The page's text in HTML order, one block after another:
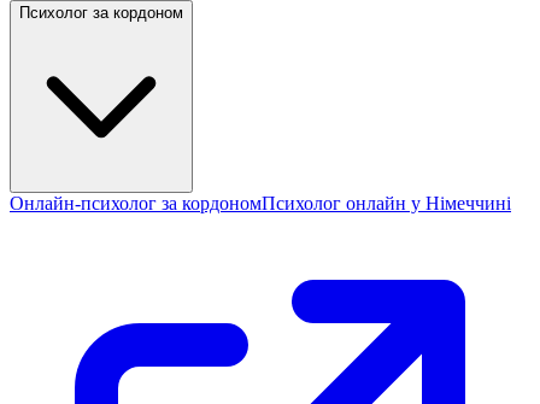
Психолог за кордоном
Онлайн-психолог за кордономПсихолог онлайн у Німеччині